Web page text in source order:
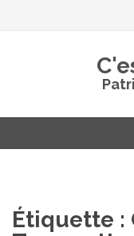
Étiquette :